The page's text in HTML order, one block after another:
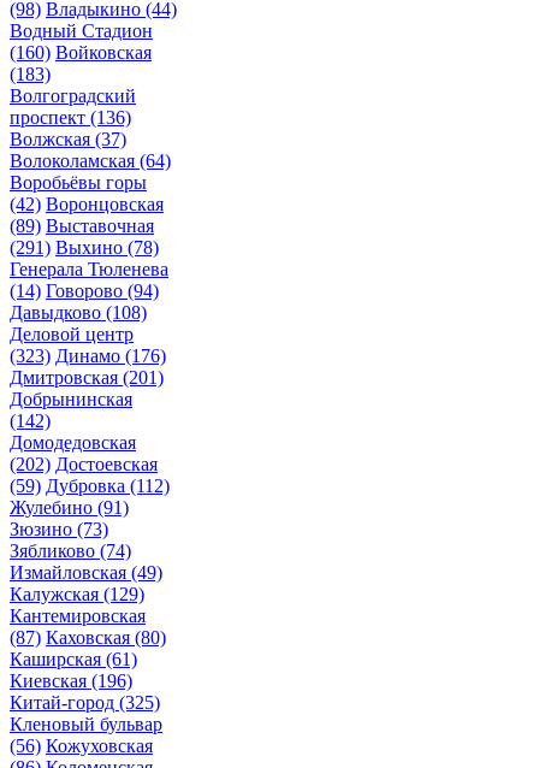
(98) Владыкино (44)
Водный Стадион
(160) Войковская
(183)
Волгоградский
проспект (136)
Волжская (37)
Волоколамская (64)
Воробьёвы горы
(42) Воронцовская
(89) Выставочная
(291) Выхино (78)
Генерала Тюленева
(14) Говорово (94)
Давыдково (108)
Деловой центр
(323) Динамо (176)
Дмитровская (201)
Добрынинская
(142)
Домодедовская
(202) Достоевская
(59) Дубровка (112)
Жулебино (91)
Зюзино (73)
Зябликово (74)
Измайловская (49)
Калужская (129)
Кантемировская
(87) Каховская (80)
Каширская (61)
Киевская (196)
Китай-город (325)
Кленовый бульвар
(56) Кожуховская